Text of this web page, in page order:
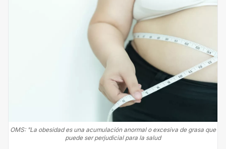
OMS: "La obesidad es una acumulación anormal o excesiva de grasa que
puede ser perjudicial para la salud